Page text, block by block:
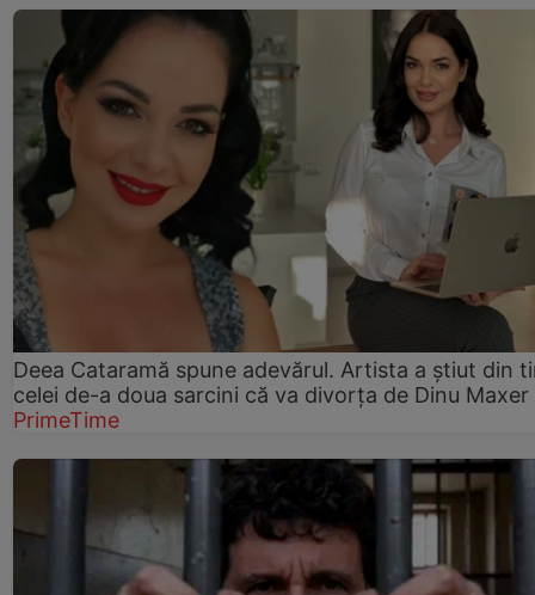
Deea Cataramă spune adevărul. Artista a știut din
celei de-a doua sarcini că va divorța de Dinu Maxer
PrimeTime